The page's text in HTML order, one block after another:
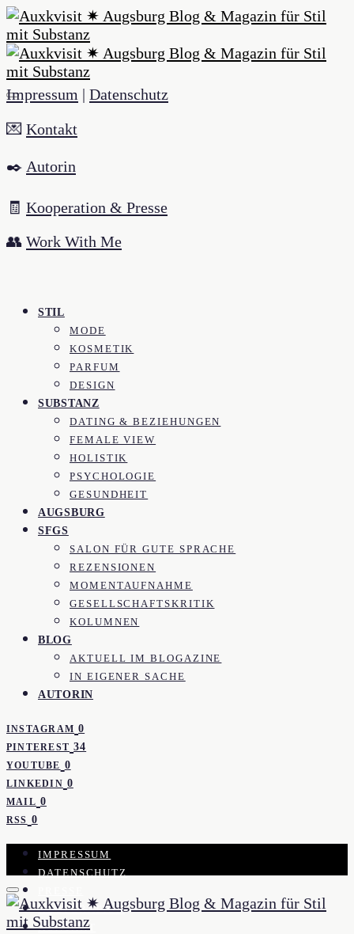
Impressum | Datenschutz
💌 Kontakt
✒️ Autorin
🧾 Kooperation & Presse
👥 Work With Me
STIL
MODE
KOSMETIK
PARFUM
DESIGN
SUBSTANZ
DATING & BEZIEHUNGEN
FEMALE VIEW
HOLISTIK
PSYCHOLOGIE
GESUNDHEIT
AUGSBURG
SFGS
SALON FÜR GUTE SPRACHE
REZENSIONEN
MOMENTAUFNAHME
GESELLSCHAFTSKRITIK
KOLUMNEN
BLOG
AKTUELL IM BLOGAZINE
IN EIGENER SACHE
AUTORIN
INSTAGRAM 0
PINTEREST 34
YOUTUBE 0
LINKEDIN 0
MAIL 0
RSS 0
IMPRESSUM
DATENSCHUTZ
KOOPERATION
KONTAKT